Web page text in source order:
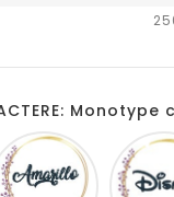
Monotype
Amarillo